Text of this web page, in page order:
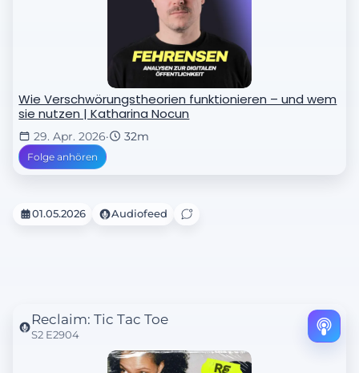
Wie Verschwörungstheorien funktionieren – und wem
sie nutzen | Katharina Nocun
29. Apr. 2026· 32m
Folge anhören
01.05.2026 Audiofeed
Reclaim: Tic Tac Toe
S2 E2904